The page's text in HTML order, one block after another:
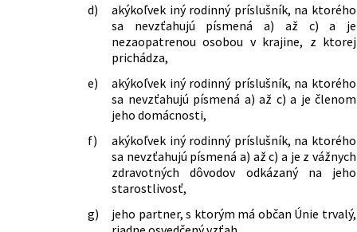
d)
akýkoľvek iný rodinný príslušník, na ktorého
sa nevzťahujú písmená a) až c) a je
nezaopatrenou osobou v krajine, z ktorej
prichádza,
e)
akýkoľvek iný rodinný príslušník, na ktorého
sa nevzťahujú písmená a) až c) a je členom
jeho domácnosti,
f)
akýkoľvek iný rodinný príslušník, na ktorého
sa nevzťahujú písmená a) až c) a je z vážnych
zdravotných dôvodov odkázaný na jeho
starostlivosť,
g)
jeho partner, s ktorým má občan Únie trvalý,